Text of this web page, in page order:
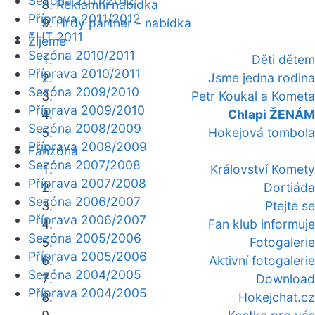
Reklamní nabídka
Hrdý partner - nabídka
Žijeme
Děti dětem
Jsme jedna rodina
Petr Koukal a Kometa
Chlapi ŽENÁM
Hokejová tombola
Fanzóna
Království Komety
Dortiáda
Ptejte se
Fan klub informuje
Fotogalerie
Aktivní fotogalerie
Download
Hokejchat.cz
Příprava 2011/2012
EHT 2011
Sezóna 2010/2011
Příprava 2010/2011
Sezóna 2009/2010
Příprava 2009/2010
Sezóna 2008/2009
Příprava 2008/2009
Sezóna 2007/2008
Příprava 2007/2008
Sezóna 2006/2007
Příprava 2006/2007
Sezóna 2005/2006
Příprava 2005/2006
Sezóna 2004/2005
Příprava 2004/2005